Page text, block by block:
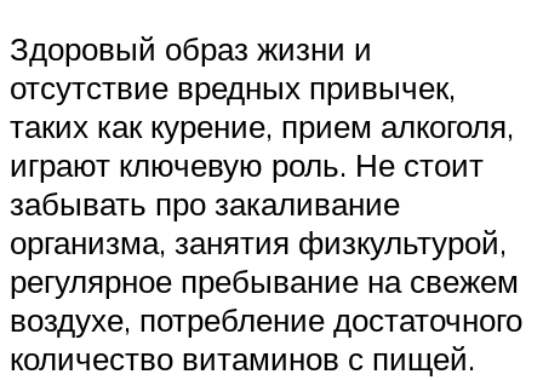
Здоровый образ жизни и
отсутствие вредных привычек,
таких как курение, прием алкоголя,
играют ключевую роль. Не стоит
забывать про закаливание
организма, занятия физкультурой,
регулярное пребывание на свежем
воздухе, потребление достаточного
количество витаминов с пищей.